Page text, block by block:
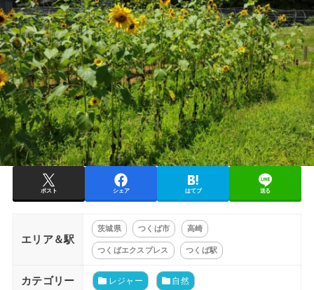
ポスト シェア はてブ 送る
エリア＆駅
茨城県 つくば市 高崎
つくばエクスプレス つくば駅
カテゴリー レジャー 自然